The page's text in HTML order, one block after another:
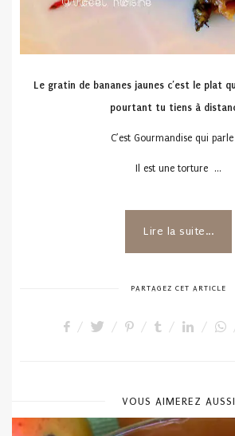
Le gratin de bananes jaunes c’est le plat
pourtant tu tiens à
C’est Gourmandise qui
Il est une torture …
Lire la suite...
PARTAGEZ CET ARTICLE
VOUS AIMEREZ AUSSI